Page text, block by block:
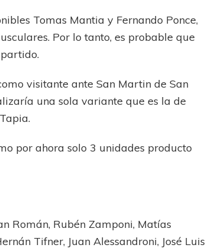
Tomas Mantia y Fernando Ponce,
Por lo tanto, es probable que
visitante ante San Martin de San
una sola variante que es la de
por ahora solo 3 unidades producto
Román, Rubén Zamponi, Matías
Tifner, Juan Alessandroni, José Luis